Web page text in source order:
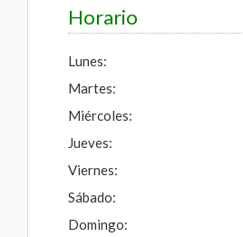
Horario
Lunes:
Martes:
Miércoles:
Jueves:
Viernes:
Sábado:
Domingo: